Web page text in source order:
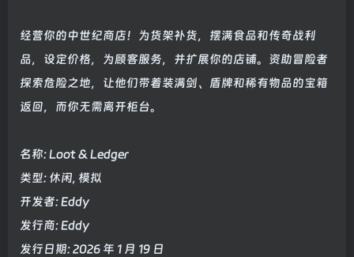
经营你的中世纪商店！为货架补货，摆满食品和传奇战利
品，设定价格，为顾客服务，并扩展你的店铺。资助冒险者
探索危险之地，让他们带着装满剑、盾牌和稀有物品的宝箱
返回，而你无需离开柜台。
名称: Loot & Ledger
类型: 休闲, 模拟
开发者: Eddy
发行商: Eddy
发行日期: 2026 年 1 月 19 日